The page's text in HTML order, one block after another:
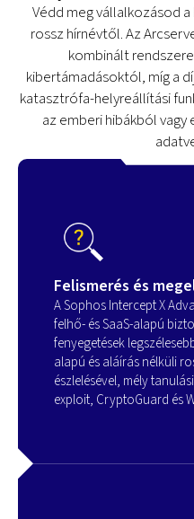
Védd meg vállalkozásod
rossz hírnévtől. Az
kombinált
kibertámadásoktól, míg a
katasztrófa-helyreállítási
az emberi hibákból
Felismerés és
A Sophos Intercept X
felhő- és SaaS-alapú
fenyegetések
alapú és aláírás nélküli
észlelésével, mély
exploit, CryptoGuard és